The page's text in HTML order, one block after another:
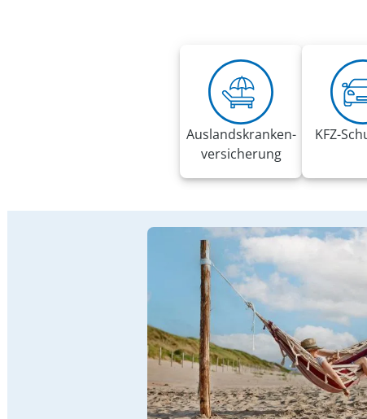
Tel.
0174 2768055
adrian.fuhrmeister@vrk-ad.de
Auslandskranken­
versicherung
KFZ-